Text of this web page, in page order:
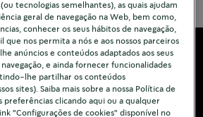
tecnologias semelhantes), as quais ajudam
geral de navegação na Web, bem como,
conhecer os seus hábitos de navegação,
nos permita a nós e aos nossos parceiros
anúncios e conteúdos adaptados aos seus
e ainda fornecer funcionalidades
lhe partilhar os conteúdos
sites). Saiba mais sobre a nossa Política de
preferências clicando aqui ou a qualquer
"Configurações de cookies" disponível no